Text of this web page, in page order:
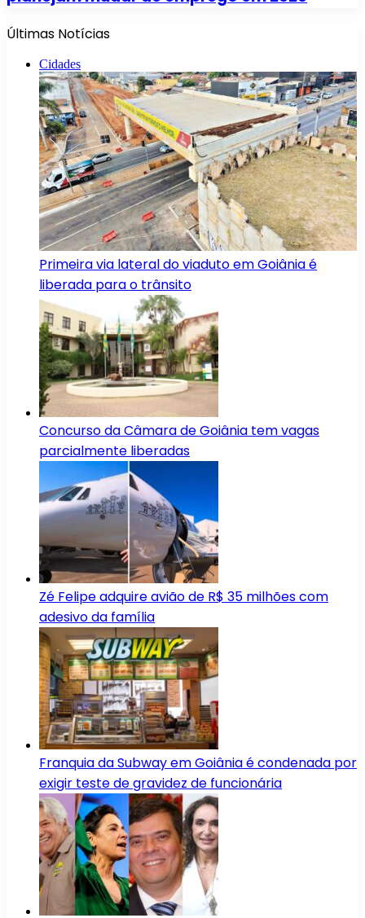
Últimas Notícias
Cidades
Primeira via lateral do viaduto em Goiânia é
liberada para o trânsito
Concurso da Câmara de Goiânia tem vagas
parcialmente liberadas
Zé Felipe adquire avião de R$ 35 milhões com
adesivo da família
Franquia da Subway em Goiânia é condenada por
exigir teste de gravidez de funcionária